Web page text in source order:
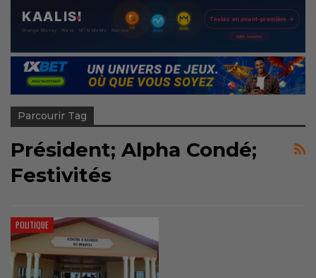
Parcourir Tag
Président; Alpha Condé;
Festivités
POLITIQUE